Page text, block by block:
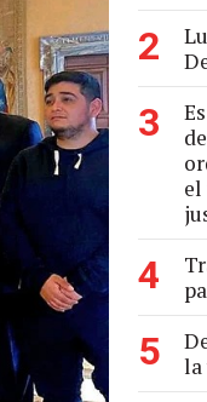
2
3
el
4
5
la